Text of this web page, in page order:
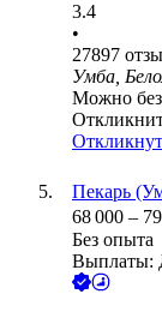
3.4
•
27897
Умба,
Можно
Пекарь
68 000 –
Без опыта
Выплаты: